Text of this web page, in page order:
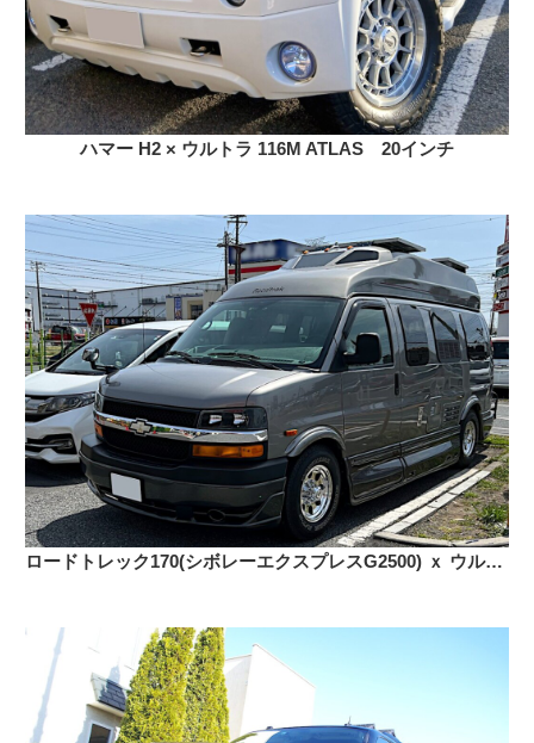
ハマー H2 × ウルトラ 116M ATLAS 20インチ
ロードトレック170(シボレーエクスプレスG2500) ｘ ウルトラ164 ポリッシュ 16インチ